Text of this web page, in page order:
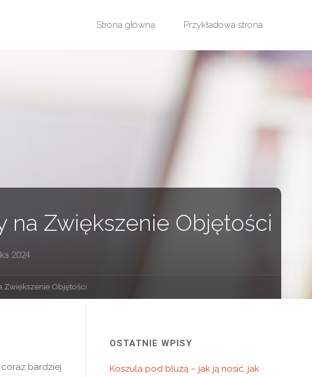
Strona główna Przykładowa strona
na Zwiększenie Objętości
2024
Zwiększenie Objętości
bardziej
OSTATNIE WPISY
Koszula pod bluzą – jak ją nosić, jak